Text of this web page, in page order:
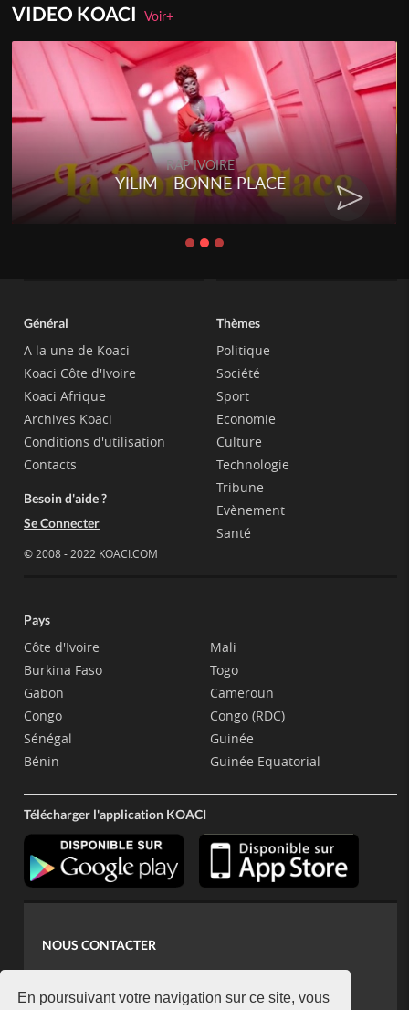
En poursuivant votre navigation sur ce site, vous
VIDEO KOACIVoir+
RAP IVOIRE
YILIM - BONNE PLACE
Général
A la une de Koaci
Koaci Côte d'Ivoire
Koaci Afrique
Archives Koaci
Conditions d'utilisation
Contacts
Besoin d'aide ?
Se Connecter
© 2008 - 2022 KOACI.COM
Thèmes
Politique
Société
Sport
Economie
Culture
Technologie
Tribune
Evènement
Santé
Pays
Côte d'Ivoire
Burkina Faso
Gabon
Congo
Sénégal
Bénin
Mali
Togo
Cameroun
Congo (RDC)
Guinée
Guinée Equatorial
Télécharger l'application KOACI
NOUS CONTACTER
koaci@yahoo.fr